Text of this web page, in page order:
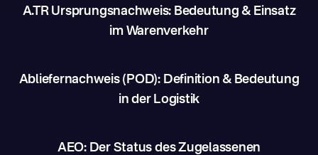
A.TR Ursprungsnachweis: Bedeutung & Einsatz
im Warenverkehr
Abliefernachweis (POD): Definition & Bedeutung
in der Logistik
AEO: Der Status des Zugelassenen